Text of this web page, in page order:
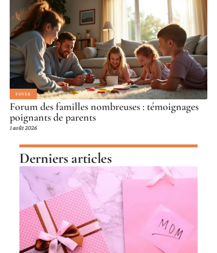
FOYER
Forum des familles nombreuses : témoignages
poignants de parents
1 août 2026
Derniers articles